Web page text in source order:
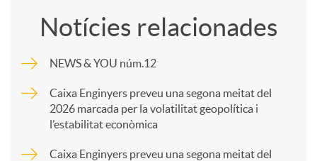
p
Notícies relacionades
NEWS & YOU núm.12
Caixa Enginyers preveu una segona meitat del
2026 marcada per la volatilitat geopolítica i
l’estabilitat econòmica
Caixa Enginyers preveu una segona meitat del